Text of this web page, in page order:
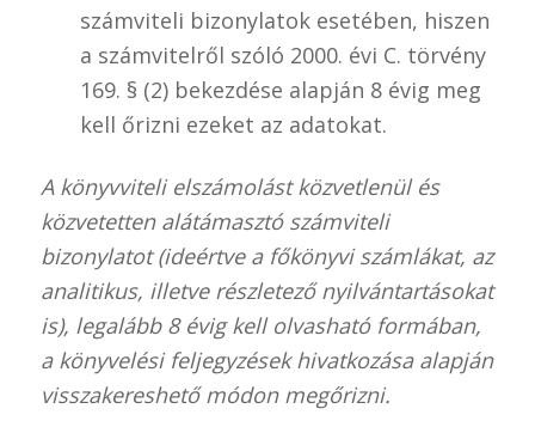
számviteli bizonylatok esetében, hiszen
a számvitelről szóló 2000. évi C. törvény
169. § (2) bekezdése alapján 8 évig meg
kell őrizni ezeket az adatokat.
A könyvviteli elszámolást közvetlenül és
közvetetten alátámasztó számviteli
bizonylatot (ideértve a főkönyvi számlákat, az
analitikus, illetve részletező nyilvántartásokat
is), legalább 8 évig kell olvasható formában,
a könyvelési feljegyzések hivatkozása alapján
visszakereshető módon megőrizni.